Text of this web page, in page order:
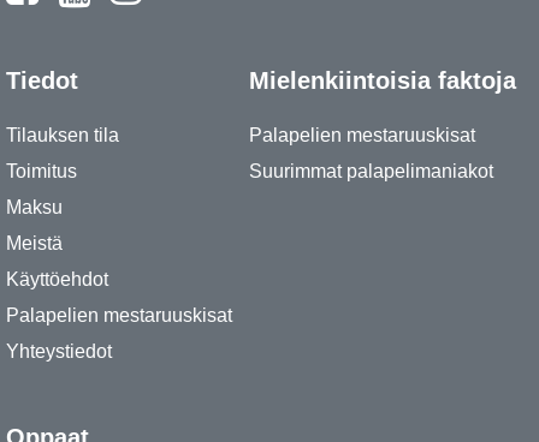
Tiedot
Tilauksen tila
Toimitus
Maksu
Meistä
Käyttöehdot
Palapelien mestaruuskisat
Yhteystiedot
Mielenkiintoisia faktoja
Palapelien mestaruuskisat
Suurimmat palapelimaniakot